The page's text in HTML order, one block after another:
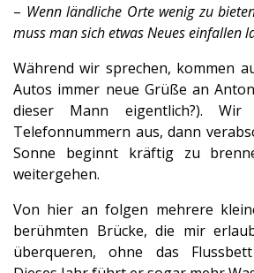
– Wenn ländliche Orte wenig zu
muss man sich etwas Neues einfallen
Während wir sprechen, kommen
Autos immer neue Grüße an
dieser Mann eigentlich?). Wir
Telefonnummern aus, dann
Sonne beginnt kräftig zu
weitergehen.
Von hier an folgen mehrere
berühmten Brücke, die mir
überqueren, ohne das